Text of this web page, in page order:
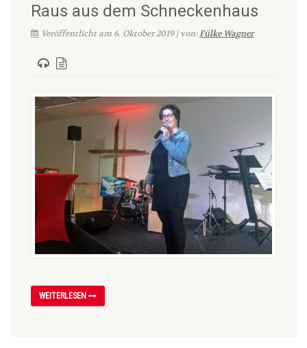
Raus aus dem Schneckenhaus
Veröffentlicht am 6. Oktober 2019 | von:Fülke Wagner
WEITERLESEN